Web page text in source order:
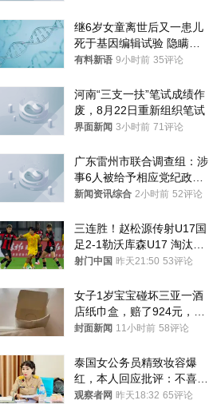
继6岁女童离世后又一患儿
死于基因编辑试验 隐瞒一
年才对外披露
有料新语 9小时前 35评论
河南“三支一扶”笔试成绩作
废，8月22日重新组织笔试
界面新闻 3小时前 71评论
广东雷州市联合调查组：涉
事6人被给予相应党纪政务
处分和组织处理
新闻资讯综合 2小时前 52评论
三连胜！赵松源传射U17国
足2-1勒沃库森U17 淘汰赛
将战河床
射门中国 昨天21:50 53评论
女子1岁宝宝碰坏三亚一酒
店纸巾盒，赔了924元，发
帖吐槽后酒店退还一半的
封面新闻 11小时前 58评论
泰国女公务员精致妆容爆
红，本人回应批评：不喜欢
就别看
观察者网 昨天18:32 65评论